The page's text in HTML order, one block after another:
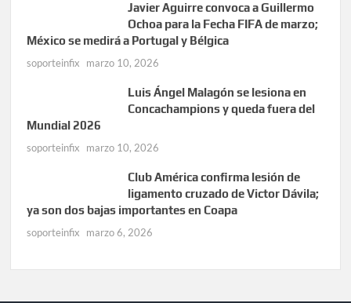
Javier Aguirre convoca a Guillermo
Ochoa para la Fecha FIFA de marzo;
México se medirá a Portugal y Bélgica
soporteinfix marzo 10, 2026
Luis Ángel Malagón se lesiona en
Concachampions y queda fuera del
Mundial 2026
soporteinfix marzo 10, 2026
Club América confirma lesión de
ligamento cruzado de Victor Dávila;
ya son dos bajas importantes en Coapa
soporteinfix marzo 6, 2026